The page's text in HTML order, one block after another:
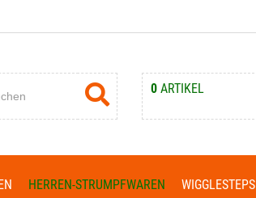
0 ARTIKEL
Ihr Warenkorb ist leer.
HERREN-STRUMPFWAREN WIGGLESTEPS